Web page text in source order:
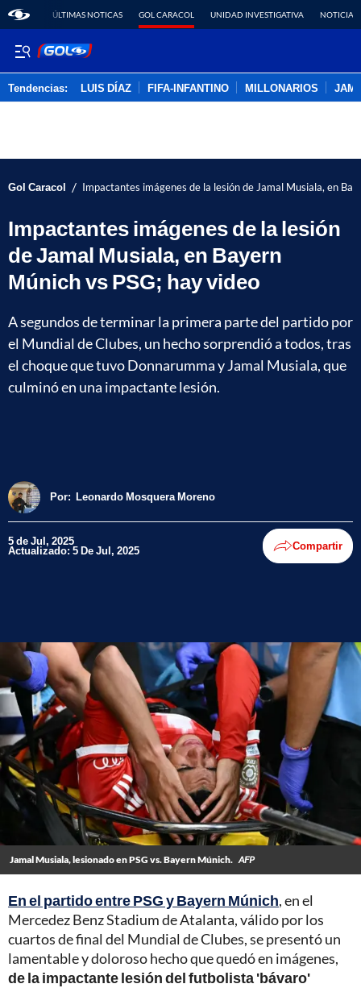
ÚLTIMAS NOTICAS GOL CARACOL UNIDAD INVESTIGATIVA NOTICIAS
Tendencias: LUIS DÍAZ FIFA-INFANTINO MILLONARIOS
Gol Caracol / Impactantes imágenes de la lesión de Jamal Musiala, en
Impactantes imágenes de la lesión
de Jamal Musiala, en Bayern
Múnich vs PSG; hay video
A segundos de terminar la primera parte del partido por
el Mundial de Clubes, un hecho sorprendió a todos, tras
el choque que tuvo Donnarumma y Jamal Musiala, que
culminó en una impactante lesión.
Por: Leonardo Mosquera Moreno
5 de Jul, 2025
Actualizado: 5 De Jul, 2025 Compartir
Jamal Musiala, lesionado en PSG vs. Bayern Múnich. AFP
En el partido entre PSG y Bayern Múnich, en el
Mercedez Benz Stadium de Atalanta, válido por los
cuartos de final del Mundial de Clubes, se presentó un
lamentable y doloroso hecho que quedó en imágenes,
de la impactante lesión del futbolista 'bávaro'